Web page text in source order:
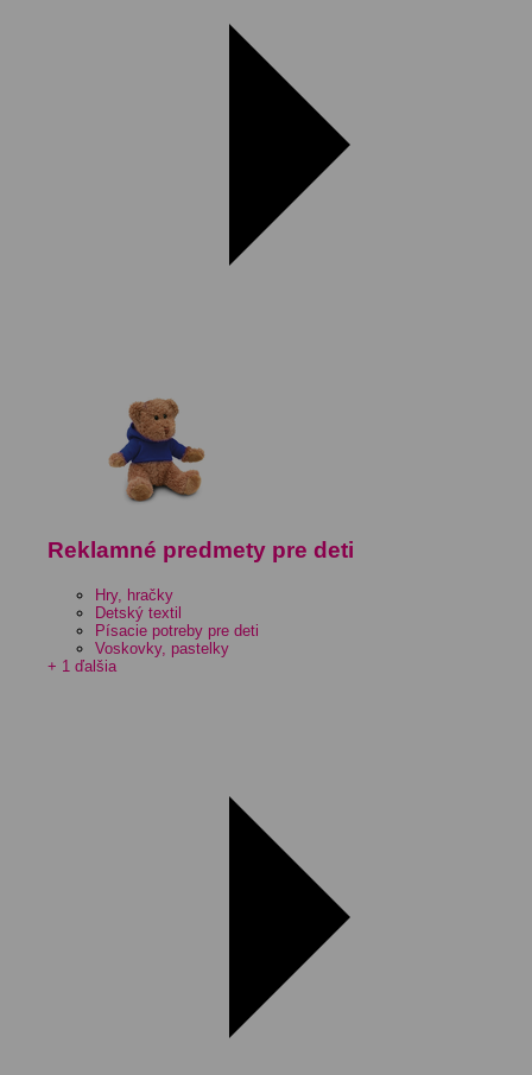
Reklamné predmety pre deti
Hry, hračky
Detský textil
Písacie potreby pre deti
Voskovky, pastelky
+ 1 ďalšia